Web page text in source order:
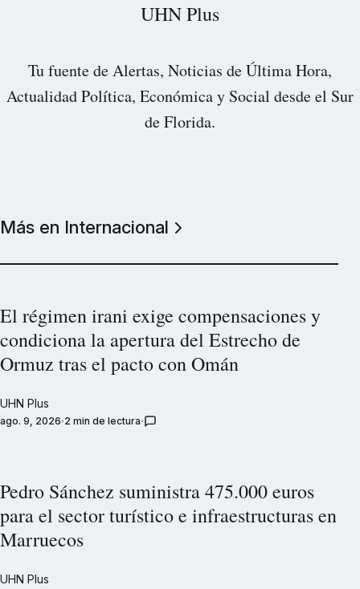
UHN Plus
Tu fuente de Alertas, Noticias de Última Hora,
Actualidad Política, Económica y Social desde el Sur
de Florida.
Más en Internacional
El régimen irani exige compensaciones y
condiciona la apertura del Estrecho de
Ormuz tras el pacto con Omán
UHN Plus
ago. 9, 2026 2 min de lectura
Pedro Sánchez suministra 475.000 euros
para el sector turístico e infraestructuras en
Marruecos
UHN Plus